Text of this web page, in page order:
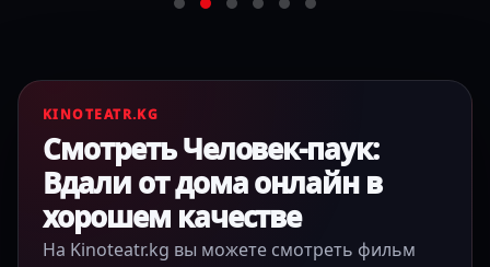
KINOTEATR.KG
Смотреть Человек-паук:
Вдали от дома онлайн в
хорошем качестве
На Kinoteatr.kg вы можете смотреть фильм